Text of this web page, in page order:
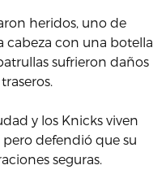
heridos, uno de
cabeza con una botella
sufrieron daños
y los Knicks viven
defendió que su
seguras.